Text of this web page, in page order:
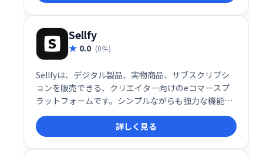
Sellfy
0.0 (0件)
Sellfyは、デジタル製品、実物商品、サブスクリプシ
ョンを販売できる、クリエイター向けのeコマースプ
ラットフォームです。シンプルながらも強力な機能
で、販売から顧客管理までを効率化。クレジットカー
ド不要で無料トライアルも可能です。直感的な操作性
と強力な販売機能で、あなたのクリエイティブな作品
を世界へ届けましょう。
詳しく見る